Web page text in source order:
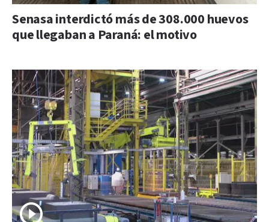
Senasa interdictó más de 308.000 huevos
que llegaban a Paraná: el motivo